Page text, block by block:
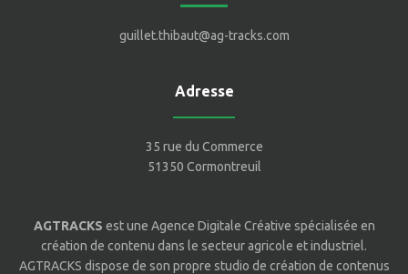
guillet.thibaut@ag-tracks.com
Adresse
35 rue du Commerce
51350 Cormontreuil
AGTRACKS est une Agence Digitale Créative spécialisée en
création de contenu dans le secteur agricole et industriel.
AGTRACKS dispose de son propre studio de création de contenus